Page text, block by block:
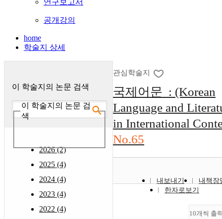
연구보고서
공개강의
home
학술지 상세
이 학술지의 논문 검색
이 학술지의 논문 검
색
2026 (2)
2025 (4)
2024 (4)
2023 (4)
2022 (4)
관심학술지
국제어문 : (Korean
Language and
in International
No.65
내보내기
내책장
한자로보기
10개씩 출